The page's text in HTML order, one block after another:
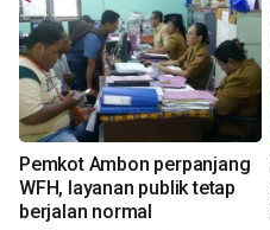
Pemkot Ambon perpanjang
WFH, layanan publik tetap
berjalan normal